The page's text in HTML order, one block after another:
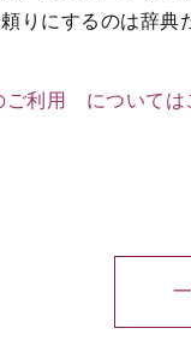
りにするのは辞
ご利用 については